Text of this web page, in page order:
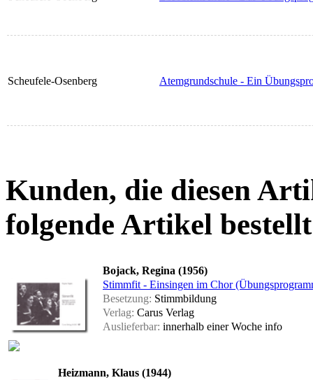
Scheufele-Osenberg Atemgrundschule - Ein
Kunden, die diesen
folgende Artikel
Bojack, Regina (1956)
Stimmfit - Einsingen im Chor
Besetzung: Stimmbildung
Verlag: Carus Verlag
Auslieferbar: innerhalb einer Woche info
Heizmann, Klaus (1944)